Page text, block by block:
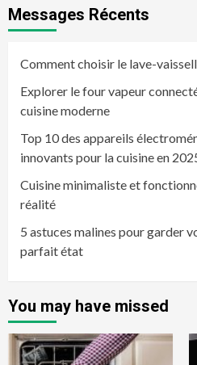
Messages Récents
Comment choisir le lave-
Explorer le four vapeur
cuisine moderne
Top 10 des appareils
innovants pour la cuisine en
Cuisine minimaliste et
réalité
5 astuces malines pour garder
parfait état
You may have missed